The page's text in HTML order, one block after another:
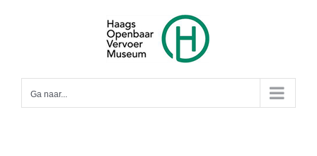
Ga naar...